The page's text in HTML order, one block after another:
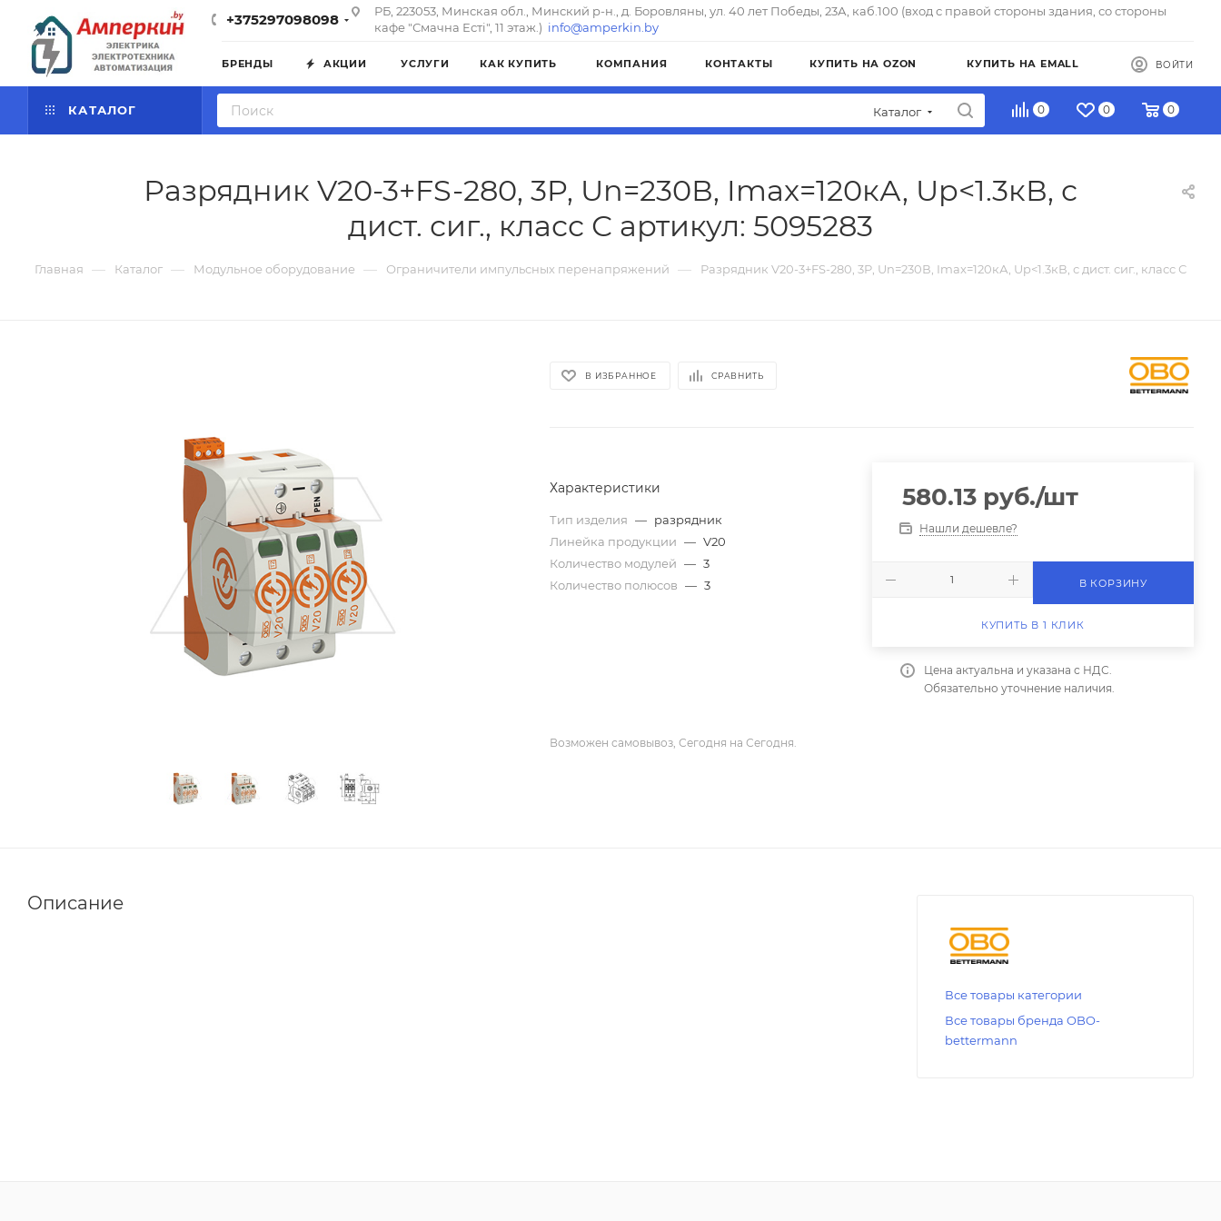
+375297098098
РБ, 223053, Минская обл., Минский р-н., д. Боровляны, ул. 40 лет Победы, 23А, каб.100 (вход с правой стороны здания, со стороны
кафе "Смачна Естi", 11 этаж.) info@amperkin.by
БРЕНДЫ АКЦИИ УСЛУГИ КАК КУПИТЬ КОМПАНИЯ КОНТАКТЫ КУПИТЬ НА OZON КУПИТЬ НА EMALL ВОЙТИ
КАТАЛОГ Каталог 0 0 0
Разрядник V20-3+FS-280, 3P, Un=230В, Imax=120кА, Up<1.3кВ, с
дист. сиг., класс С артикул: 5095283
Главная — Каталог — Модульное оборудование — Ограничители импульсных перенапряжений — Разрядник V20-3+FS-280, 3P, Un=230В, Imax=120кА, Up<1.3кВ, с дист. сиг., класс С
В ИЗБРАННОЕ СРАВНИТЬ
Характеристики
Тип изделия — разрядник
Линейка продукции — V20
Количество модулей — 3
Количество полюсов — 3
580.13руб./шт
Нашли дешевле?
В КОРЗИНУ
КУПИТЬ В 1 КЛИК
Цена актуальна и указана с НДС.
Обязательно уточнение наличия.
Возможен самовывоз, Сегодня на Сегодня.
Описание
Все товары категории
Все товары бренда OBO-
bettermann